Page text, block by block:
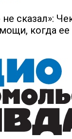
сказал»:
когда ее